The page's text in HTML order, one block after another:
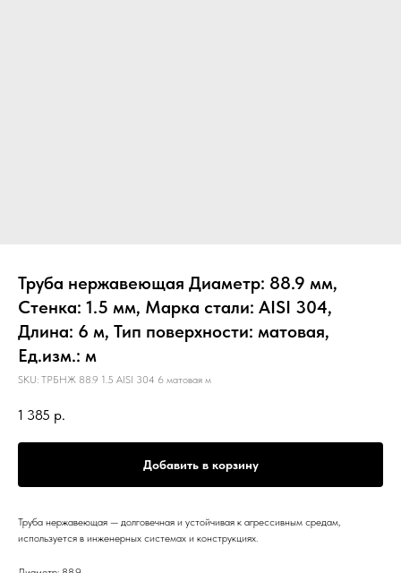
Труба нержавеющая Диаметр: 88.9 мм,
Стенка: 1.5 мм, Марка стали: AISI 304,
Длина: 6 м, Тип поверхности: матовая,
Ед.изм.: м
SKU: ТРБНЖ 88.9 1.5 AISI 304 6 матовая м
1 385 р.
Добавить в корзину
Труба нержавеющая — долговечная и устойчивая к агрессивным средам,
используется в инженерных системах и конструкциях.